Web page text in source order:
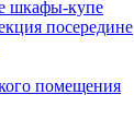
шкафы-купе
посередине
помещения